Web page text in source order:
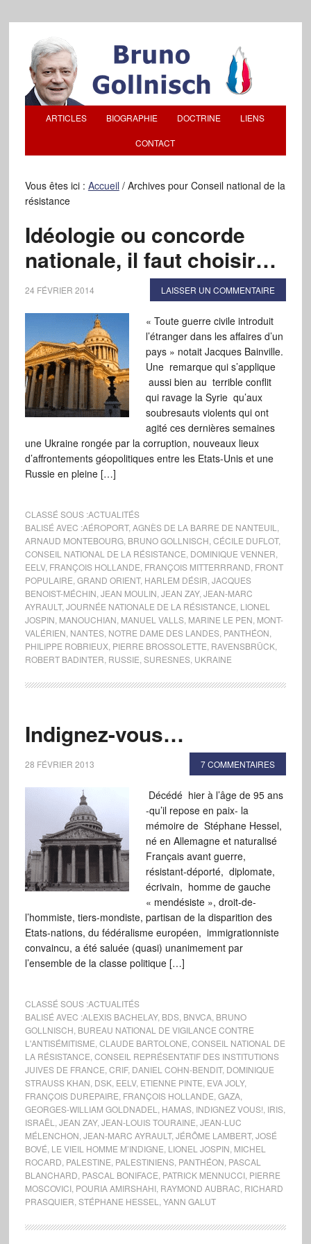
ARTICLES BIOGRAPHIE DOCTRINE LIENS
CONTACT
Vous êtes ici : Accueil /Archives pour Conseil national de la
résistance
Idéologie ou concorde
nationale, il faut choisir…
24 FÉVRIER 2014 LAISSER UN COMMENTAIRE
« Toute guerre civile introduit
l’étranger dans les affaires d’un
pays » notait Jacques Bainville.
Une remarque qui s’applique
aussi bien au terrible conflit
qui ravage la Syrie qu’aux
soubresauts violents qui ont
agité ces dernières semaines
une Ukraine rongée par la corruption, nouveaux lieux
d’affrontements géopolitiques entre les Etats-Unis et une
Russie en pleine […]
CLASSÉ SOUS :ACTUALITÉS
BALISÉ AVEC :AÉROPORT, AGNÈS DE LA BARRE DE NANTEUIL
ARNAUD MONTEBOURG, BRUNO GOLLNISCH CÉCILE DUFLOT,
CONSEIL NATIONAL DE LA RÉSISTANCE DOMINIQUE VENNER
EELV, FRANÇOIS HOLLANDE FRANÇOIS MITTERRRAND FRONT
POPULAIRE GRAND ORIENT, HARLEM DÉSIR JACQUES
BENOIST-MÉCHIN JEAN MOULIN JEAN ZAY, JEAN-MARC
AYRAULT, JOURNÉE NATIONALE DE LA RÉSISTANCE LIONEL
JOSPIN MANOUCHIAN MANUEL VALLS, MARINE LE PEN MONT-
VALÉRIEN NANTES, NOTRE DAME DES LANDES, PANTHÉON
PHILIPPE ROBRIEUX, PIERRE BROSSOLETTE RAVENSBRÜCK,
ROBERT BADINTER RUSSIE SURESNES, UKRAINE
Indignez-vous…
28 FÉVRIER 2013 7 COMMENTAIRES
Décédé hier à l’âge de 95 ans
-qu’il repose en paix- la
mémoire de Stéphane Hessel,
né en Allemagne et naturalisé
Français avant guerre,
résistant-déporté, diplomate,
écrivain, homme de gauche
« mendésiste », droit-de-
l’hommiste, tiers-mondiste, partisan de la disparition des
Etats-nations, du fédéralisme européen, immigrationniste
convaincu, a été saluée (quasi) unanimement par
l’ensemble de la classe politique […]
CLASSÉ SOUS :ACTUALITÉS
BALISÉ AVEC :ALEXIS BACHELAY, BDS, BNVCA, BRUNO
GOLLNISCH BUREAU NATIONAL DE VIGILANCE CONTRE
L'ANTISÉMITISME CLAUDE BARTOLONE CONSEIL NATIONAL DE
LA RÉSISTANCE CONSEIL REPRÉSENTATIF DES INSTITUTIONS
JUIVES DE FRANCE CRIF, DANIEL COHN-BENDIT, DOMINIQUE
STRAUSS KHAN DSK, EELV, ETIENNE PINTE EVA JOLY,
FRANÇOIS DUREPAIRE FRANÇOIS HOLLANDE GAZA,
GEORGES-WILLIAM GOLDNADEL
HAMAS, INDIGNEZ VOUS! IRIS,
ISRAËL
JEAN ZAY, JEAN-LOUIS TOURAINE JEAN-LUC
MÉLENCHON JEAN-MARC AYRAULT, JÉRÔME LAMBERT, JOSÉ
BOVÉ LE VIEIL HOMME M’INDIGNE LIONEL JOSPIN MICHEL
ROCARD PALESTINE PALESTINIENS, PANTHÉON PASCAL
BLANCHARD PASCAL BONIFACE PATRICK MENNUCCI, PIERRE
MOSCOVICI, POURIA AMIRSHAHI, RAYMOND AUBRAC RICHARD
PRASQUIER STÉPHANE HESSEL YANN GALUT